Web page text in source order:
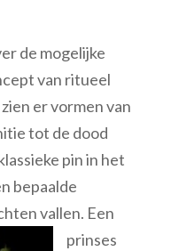
de mogelijke
van ritueel
er vormen van
tot de dood
pin in het
bepaalde
vallen. Een
prinses